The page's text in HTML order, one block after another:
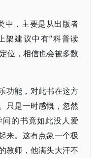
，主要是从出版者
建议中有“科普读
位，相信也会被多数
功能，对此书在这方
只是一时感慨，忽然
的书竟如此没人爱
来。这有点象一个极
教师，他满头大汗不